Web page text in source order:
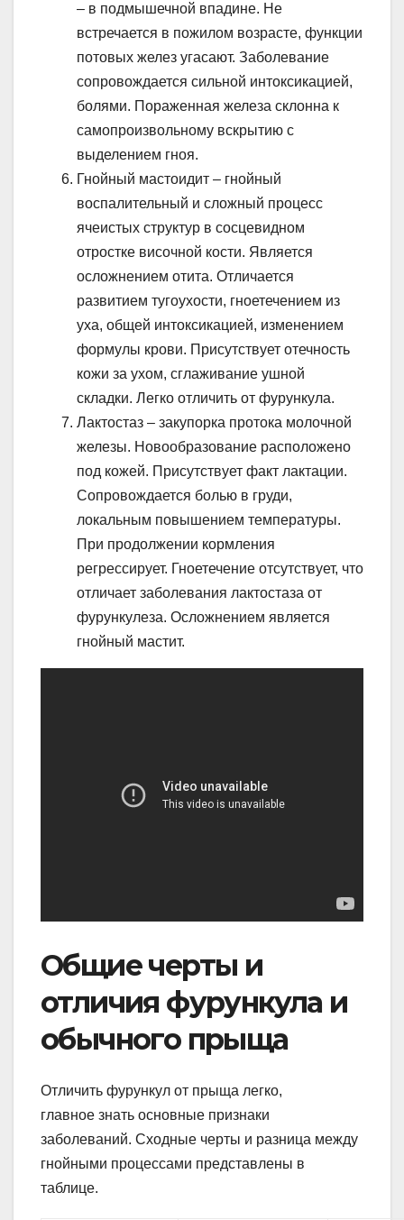
– в подмышечной впадине. Не
встречается в пожилом возрасте, функции
потовых желез угасают. Заболевание
сопровождается сильной интоксикацией,
болями. Пораженная железа склонна к
самопроизвольному вскрытию с
выделением гноя.
Гнойный мастоидит – гнойный
воспалительный и сложный процесс
ячеистых структур в сосцевидном
отростке височной кости. Является
осложнением отита. Отличается
развитием тугоухости, гноетечением из
уха, общей интоксикацией, изменением
формулы крови. Присутствует отечность
кожи за ухом, сглаживание ушной
складки. Легко отличить от фурункула.
Лактостаз – закупорка протока молочной
железы. Новообразование расположено
под кожей. Присутствует факт лактации.
Сопровождается болью в груди,
локальным повышением температуры.
При продолжении кормления
регрессирует. Гноетечение отсутствует, что
отличает заболевания лактостаза от
фурункулеза. Осложнением является
гнойный мастит.
Общие черты и
отличия фурункула и
обычного прыща
Отличить фурункул от прыща легко,
главное знать основные признаки
заболеваний. Сходные черты и разница между
гнойными процессами представлены в
таблице.